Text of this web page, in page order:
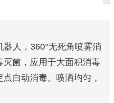
人，360°无死角喷雾消
菌，应用于大面积消毒
自动消毒。喷洒均匀，